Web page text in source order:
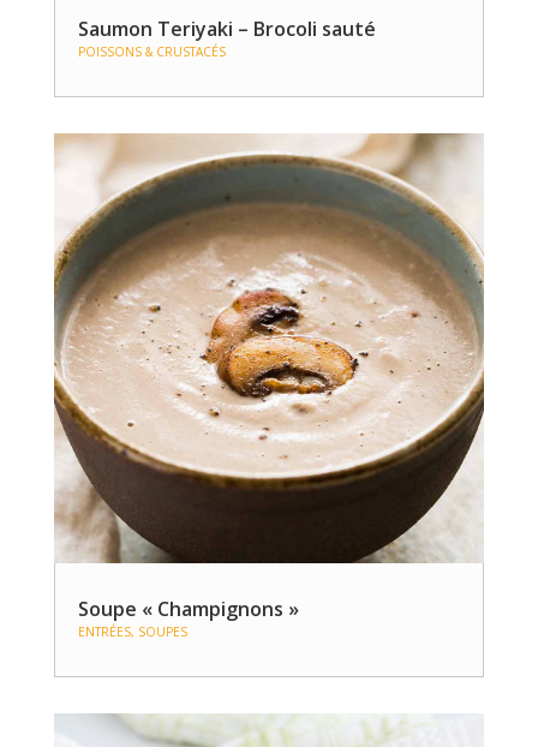
Saumon Teriyaki – Brocoli sauté
POISSONS & CRUSTACÉS
Soupe « Champignons »
ENTRÉES, SOUPES